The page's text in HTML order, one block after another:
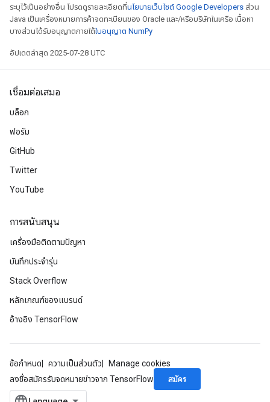
ระบุไว้เป็นอย่างอื่น โปรดดูรายละเอียดที่นโยบายเว็บไซต์ Google Developers ส่วน
Java เป็นเครื่องหมายการค้าจดทะเบียนของ Oracle และ/หรือบริษัทในเครือ เนื้อหา
บางส่วนได้รับอนุญาตภายใต้ใบอนุญาต NumPy
อัปเดตล่าสุด 2025-07-28 UTC
เชื่อมต่อเสมอ
บล็อก
ฟอรัม
GitHub
Twitter
YouTube
การสนับสนุน
เครื่องมือติดตามปัญหา
บันทึกประจำรุ่น
Stack Overflow
หลักเกณฑ์ของแบรนด์
อ้างอิง TensorFlow
ข้อกำหนด ความเป็นส่วนตัว
Manage cookies
ลงชื่อสมัครรับจดหมายข่าวจาก TensorFlow
สมัคร